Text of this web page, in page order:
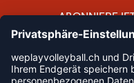
ABONNIERE
WEPLAYVOLLEYBALL-